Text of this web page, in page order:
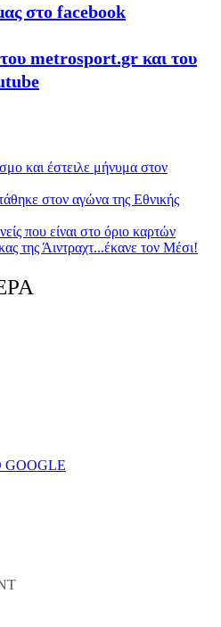
στο facebook
metrosport.gr και του
και έστειλε μήνυμα στον
στον αγώνα της Εθνικής
που είναι στο όριο καρτών
της Άιντραχτ...έκανε τον Μέσι!
GOOGLE